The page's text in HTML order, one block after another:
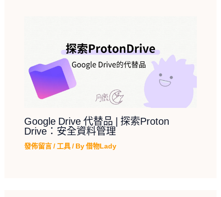
Google Drive 代替品 | 探索Proton
Drive：安全資料管理
發佈留言/ 工具/ By借物Lady